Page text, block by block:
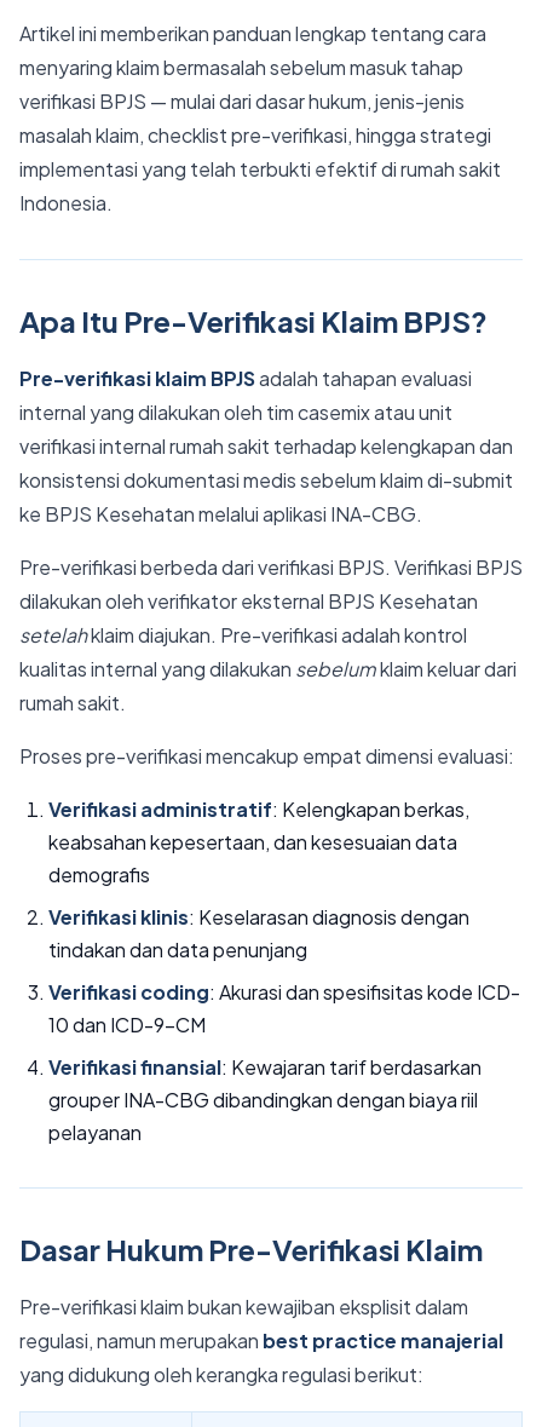
Artikel ini memberikan panduan lengkap tentang cara
menyaring klaim bermasalah sebelum masuk tahap
verifikasi BPJS — mulai dari dasar hukum, jenis-jenis
masalah klaim, checklist pre-verifikasi, hingga strategi
implementasi yang telah terbukti efektif di rumah sakit
Indonesia.
Apa Itu Pre-Verifikasi Klaim BPJS?
Pre-verifikasi klaim BPJSadalah tahapan evaluasi
internal yang dilakukan oleh tim casemix atau unit
verifikasi internal rumah sakit terhadap kelengkapan dan
konsistensi dokumentasi medis sebelum klaim di-submit
ke BPJS Kesehatan melalui aplikasi INA-CBG.
Pre-verifikasi berbeda dari verifikasi BPJS. Verifikasi BPJS
dilakukan oleh verifikator eksternal BPJS Kesehatan
setelahklaim diajukan. Pre-verifikasi adalah kontrol
kualitas internal yang dilakukan sebelumklaim keluar dari
rumah sakit.
Proses pre-verifikasi mencakup empat dimensi evaluasi:
Verifikasi administratif: Kelengkapan berkas,
keabsahan kepesertaan, dan kesesuaian data
demografis
Verifikasi klinis: Keselarasan diagnosis dengan
tindakan dan data penunjang
Verifikasi coding: Akurasi dan spesifisitas kode ICD-
10 dan ICD-9-CM
Verifikasi finansial: Kewajaran tarif berdasarkan
grouper INA-CBG dibandingkan dengan biaya riil
pelayanan
Dasar Hukum Pre-Verifikasi Klaim
Pre-verifikasi klaim bukan kewajiban eksplisit dalam
regulasi, namun merupakan best practice manajerial
yang didukung oleh kerangka regulasi berikut: